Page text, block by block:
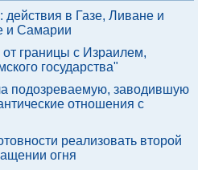
в Газе, Ливане и
и Самарии
границы с Израилем,
государства"
подозреваемую, заводившую
отношения с
реализовать второй
огня